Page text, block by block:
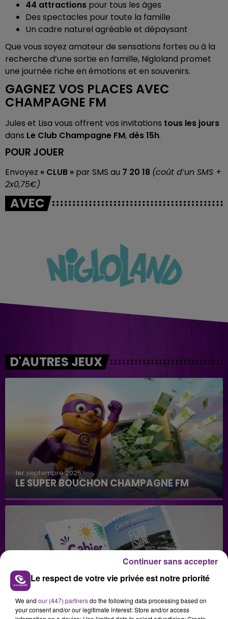
44 attractions pour tous les âges
Des spectacles pour toute la famille
Un cadre naturel agréable et dépaysant
Que vous soyez amateur de sensations fortes ou à la
recherche d’une sortie en famille, Nigloland promet
une journée riche en émotions et en souvenirs.
GAGNEZ VOS PLACES AVEC
CHAMPAGNE FM
Jules et Lisa vous offrent vos invitations tous les jours
dans Le Club Champagne FM, dès 15h.
POUR JOUER
Envoyez « CLUB » par SMS au 7 20 18 (coût d’un SMS +
2x0,75€)
AVEC
D'AUTRES JEUX
1er septembre 2025
LE SUPER BOUCHON CHAMPAGNE FM
29 juillet 2026
GAGNEZ VOS INVITATIONS VIP POUR LES
CONCERTS DE FOIRE EN SCÈNE 2026
Le respect de votre vie privée est notre priorité
We and our (447) partnersdo the following data processing based on
your consent and/or our legitimate interest: Store and/or access
Continuer sans accepter